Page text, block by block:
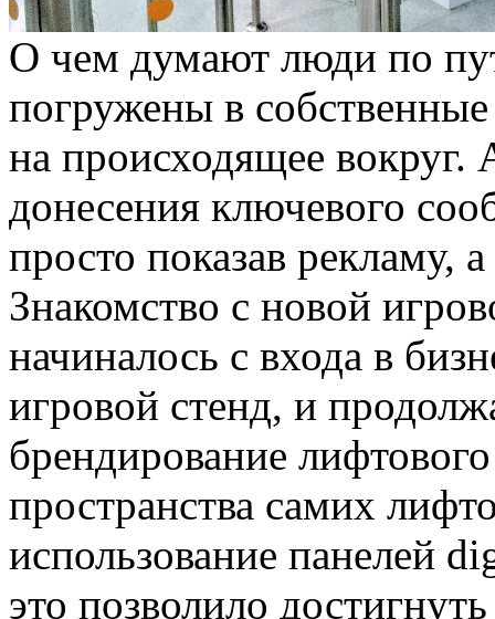
О чем думают люди по
погружены в
на происходящее вокруг.
донесения ключевого
просто показав рекламу,
Знакомство с новой
начиналось с входа в
игровой стенд, и
брендирование
пространства самих
использование панелей
это позволило